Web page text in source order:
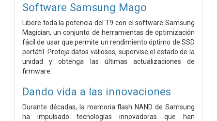
Software Samsung Mago
Libere toda la potencia del T9 con el software Samsung
Magician, un conjunto de herramientas de optimización
fácil de usar que permite un rendimiento óptimo de SSD
portátil. Proteja datos valiosos, supervise el estado de la
unidad y obtenga las últimas actualizaciones de
firmware.
Dando vida a las innovaciones
Durante décadas, la memoria flash NAND de Samsung
ha impulsado tecnologías innovadoras que han